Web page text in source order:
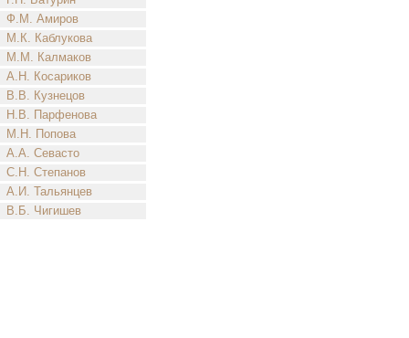
Ф.М. Амиров
М.К. Каблукова
М.М. Калмаков
А.Н. Косариков
В.В. Кузнецов
Н.В. Парфенова
М.Н. Попова
А.А. Севасто
С.Н. Степанов
А.И. Тальянцев
В.Б. Чигишев